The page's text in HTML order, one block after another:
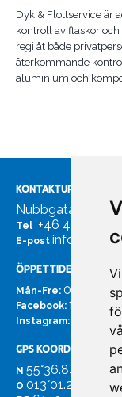
Dyk & Flottservice är
kontroll av flaskor
regi åt både
återkommande
aluminium och
KONTAKTUPPGIFTER
Nubbgatan 7, 211
Tel +46 40185561
E-post
ÖPPETTIDER
Mån-Fre: 07:00 -
Facebook:
Instagram:
GPS KOORDINATER
N 55°36.847
O 013°01.255'